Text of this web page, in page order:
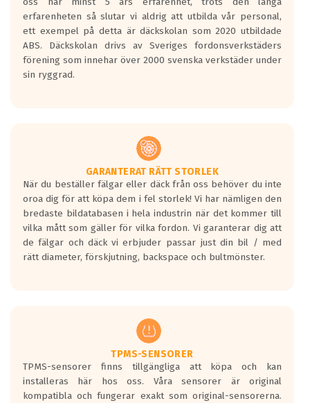
erfarenheten så slutar vi aldrig att utbilda vår personal,
ett exempel på detta är däckskolan som 2020 utbildade
ABS. Däckskolan drivs av Sveriges fordonsverkstäders
förening som innehar över 2000 svenska verkstäder under
sin ryggrad.
GARANTERAT RÄTT STORLEK
När du beställer fälgar eller däck från oss behöver du inte
oroa dig för att köpa dem i fel storlek! Vi har nämligen den
bredaste bildatabasen i hela industrin när det kommer till
vilka mått som gäller för vilka fordon. Vi garanterar dig att
de fälgar och däck vi erbjuder passar just din bil / med
rätt diameter, förskjutning, backspace och bultmönster.
TPMS-SENSORER
TPMS-sensorer finns tillgängliga att köpa och kan
installeras här hos oss. Våra sensorer är original
kompatibla och fungerar exakt som original-sensorerna.